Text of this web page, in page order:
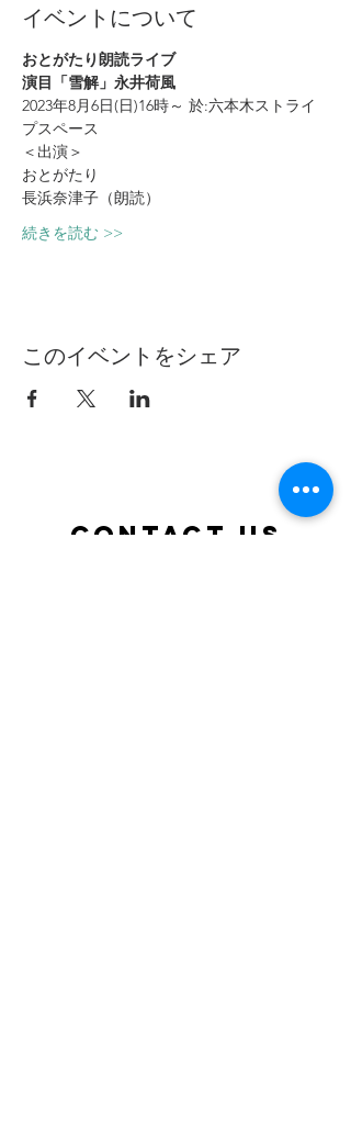
イベントについて
おとがたり朗読ライブ
演目「雪解」永井荷風
2023年8月6日(日)16時～ 於:六本木ストライ
プスペース
＜出演＞
おとがたり
長浜奈津子（朗読）
続きを読む >>
このイベントをシェア
Contact Us